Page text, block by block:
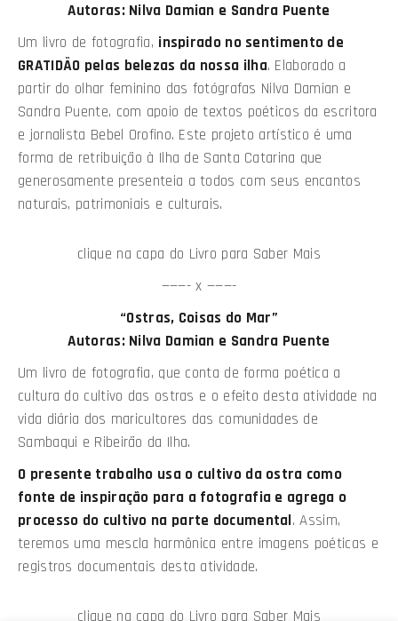
Autoras: Nilva Damian e Sandra Puente
Um livro de fotografia, inspirado no sentimento de
GRATIDÃO pelas belezas da nossa ilha. Elaborado a
partir do olhar feminino das fotógrafas Nilva Damian e
Sandra Puente, com apoio de textos poéticos da escritora
e jornalista Bebel Orofino. Este projeto artístico é uma
forma de retribuição à Ilha de Santa Catarina que
generosamente presenteia a todos com seus encantos
naturais, patrimoniais e culturais.
clique na capa do Livro para Saber Mais
———- x ———-
“Ostras, Coisas do Mar”
Autoras: Nilva Damian e Sandra Puente
Um livro de fotografia, que conta de forma poética a
cultura do cultivo das ostras e o efeito desta atividade na
vida diária dos maricultores das comunidades de
Sambaqui e Ribeirão da Ilha.
O presente trabalho usa o cultivo da ostra como
fonte de inspiração para a fotografia e agrega o
processo do cultivo na parte documental. Assim,
teremos uma mescla harmônica entre imagens poéticas e
registros documentais desta atividade.
clique na capa do Livro para Saber Mais